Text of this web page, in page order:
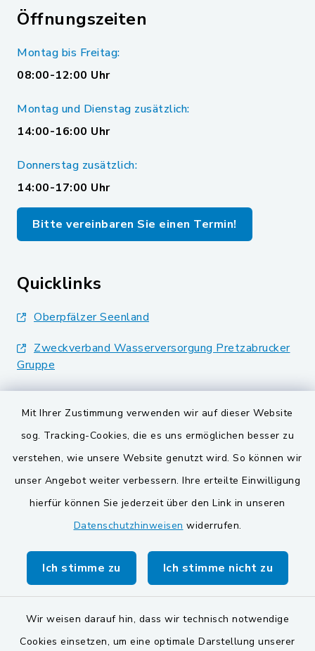
Mit Ihrer Zustimmung verwenden wir auf dieser Website
sog. Tracking-Cookies, die es uns ermöglichen besser zu
verstehen, wie unsere Website genutzt wird. So können wir
unser Angebot weiter verbessern. Ihre erteilte Einwilligung
hierfür können Sie jederzeit über den Link in unseren
Datenschutzhinweisen widerrufen.
Ich stimme zu Ich stimme nicht zu
Wir weisen darauf hin, dass wir technisch notwendige
Cookies einsetzen, um eine optimale Darstellung unserer
Öffnungszeiten
Montag bis Freitag:
08:00-12:00 Uhr
Montag und Dienstag zusätzlich:
14:00-16:00 Uhr
Donnerstag zusätzlich:
14:00-17:00 Uhr
Bitte vereinbaren Sie einen Termin!
Quicklinks
Oberpfälzer Seenland
Zweckverband Wasserversorgung Pretzabrucker
Gruppe
Landkreis Schwandorf
VG und Gemeinden
Gemeinde Schwarzach bei Nabburg
Gemeinde Stulln
Verwaltungsgemeinschaft Schwarzenfeld